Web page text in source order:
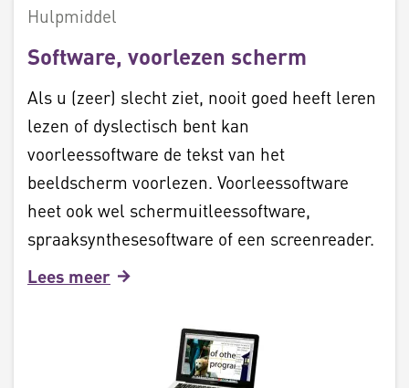
Hulpmiddel
Software, voorlezen scherm
Als u (zeer) slecht ziet, nooit goed heeft leren
lezen of dyslectisch bent kan
voorleessoftware de tekst van het
beeldscherm voorlezen. Voorleessoftware
heet ook wel schermuitleessoftware,
spraaksynthesesoftware of een screenreader.
Lees meer